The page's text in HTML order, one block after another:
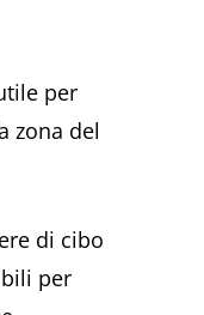
per
zona del
di cibo
per